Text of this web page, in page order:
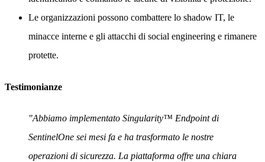
Le organizzazioni possono combattere lo shadow IT, le
minacce interne e gli attacchi di social engineering e rimanere
protette.
Testimonianze
"Abbiamo implementato Singularity™ Endpoint di
SentinelOne sei mesi fa e ha trasformato le nostre
operazioni di sicurezza. La piattaforma offre una chiara